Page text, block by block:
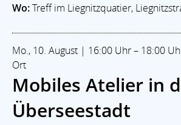
Wo:Treff im Liegnitzquatier,
Mo., 10. August | 16:00 Uhr – 18:00
Ort
Mobiles Atelier in
Überseestadt